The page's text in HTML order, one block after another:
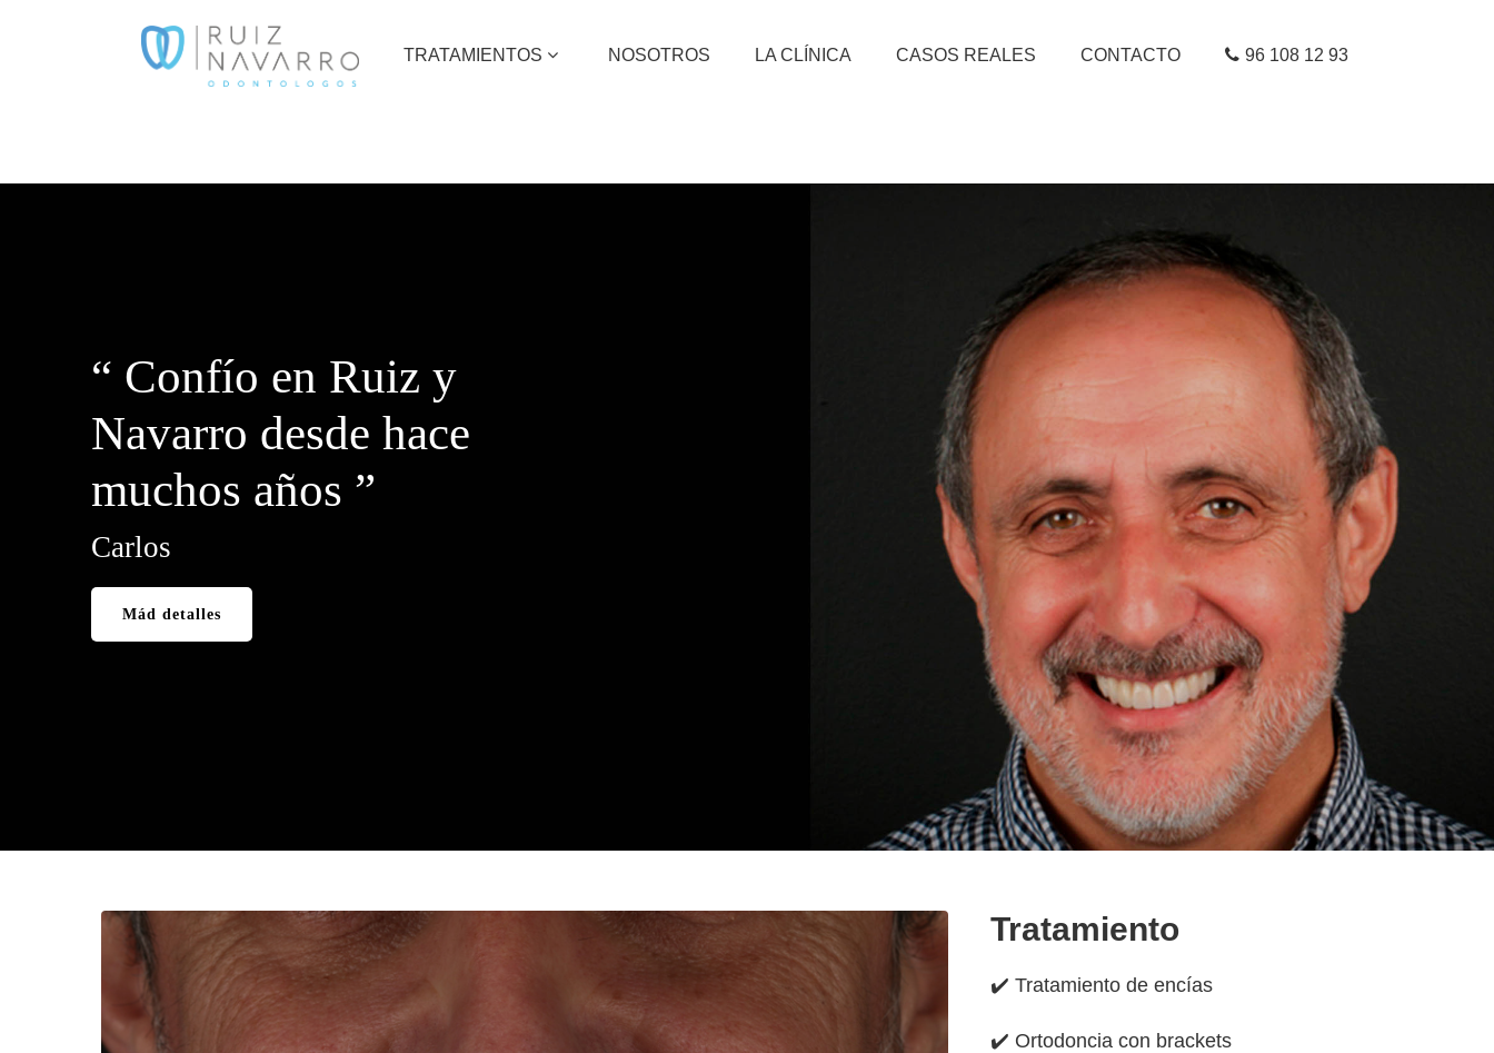
TRATAMIENTOS NOSOTROS LA CLÍNICA CASOS REALES CONTACTO 96 108 12 93
“ Confío en Ruiz y
Navarro desde hace
muchos años ”
Carlos
Mád detalles
Tratamiento
✔️ Tratamiento de encías
✔️ Ortodoncia con brackets